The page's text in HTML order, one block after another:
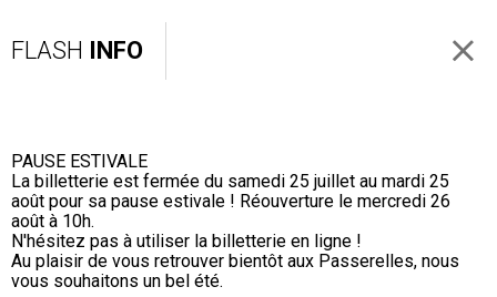
FLASH INFO
PAUSE ESTIVALE
La billetterie est fermée du samedi 25 juillet au mardi 25
août pour sa pause estivale ! Réouverture le mercredi 26
août à 10h.
N'hésitez pas à utiliser la billetterie en ligne !
Au plaisir de vous retrouver bientôt aux Passerelles, nous
vous souhaitons un bel été.